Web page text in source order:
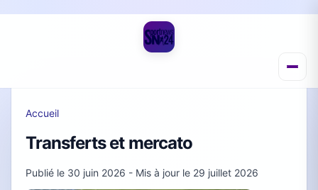
Accueil
Transferts et mercato
Publié le 30 juin 2026 - Mis à jour le 29 juillet 2026